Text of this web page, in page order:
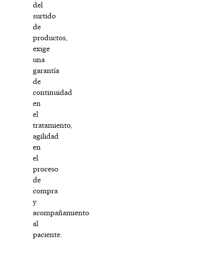
del
surtido
de
productos,
exige
una
garantía
de
continuidad
en
el
tratamiento,
agilidad
en
el
proceso
de
compra
y
acompañamiento
al
paciente.